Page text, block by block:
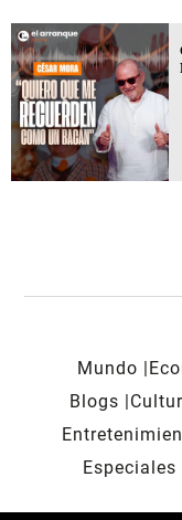
Mundo
Blogs